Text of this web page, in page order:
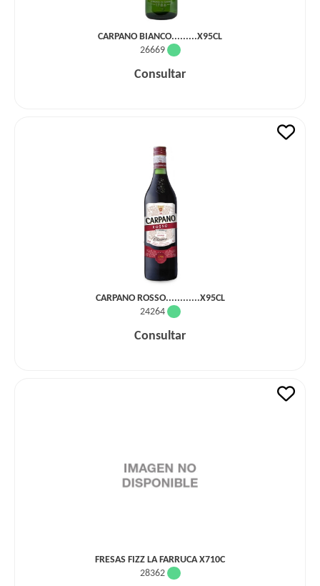
CARPANO BIANCO.........X95CL
26669
Consultar
CARPANO ROSSO............X95CL
24264
Consultar
FRESAS FIZZ LA FARRUCA X710C
28362